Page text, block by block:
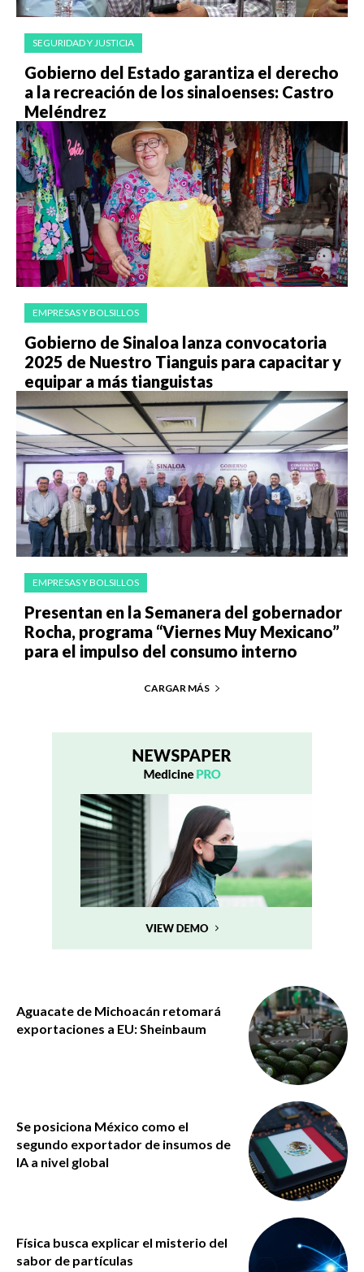
SEGURIDAD Y JUSTICIA
Gobierno del Estado garantiza el derecho
a la recreación de los sinaloenses: Castro
Meléndrez
EMPRESAS Y BOLSILLOS
Gobierno de Sinaloa lanza convocatoria
2025 de Nuestro Tianguis para capacitar y
equipar a más tianguistas
EMPRESAS Y BOLSILLOS
Presentan en la Semanera del gobernador
Rocha, programa “Viernes Muy Mexicano”
para el impulso del consumo interno
CARGAR MÁS
Aguacate de Michoacán retomará
exportaciones a EU: Sheinbaum
Se posiciona México como el
segundo exportador de insumos de
IA a nivel global
Física busca explicar el misterio del
sabor de partículas